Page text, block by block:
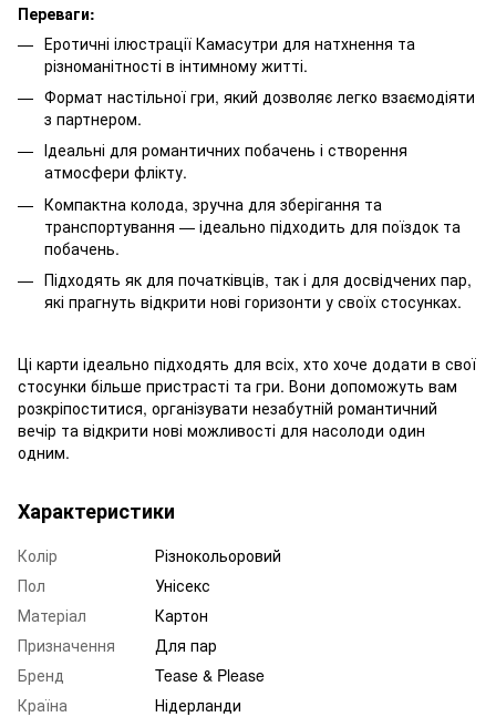
Переваги:
Еротичні ілюстрації Камасутри для натхнення та
різноманітності в інтимному житті.
Формат настільної гри, який дозволяє легко взаємодіяти
з партнером.
Ідеальні для романтичних побачень і створення
атмосфери флікту.
Компактна колода, зручна для зберігання та
транспортування — ідеально підходить для поїздок та
побачень.
Підходять як для початківців, так і для досвідчених пар,
які прагнуть відкрити нові горизонти у своїх стосунках.
Ці карти ідеально підходять для всіх, хто хоче додати в свої
стосунки більше пристрасті та гри. Вони допоможуть вам
розкріпоститися, організувати незабутній романтичний
вечір та відкрити нові можливості для насолоди один
одним.
Характеристики
Колір
Різнокольоровий
Пол
Унісекс
Матеріал
Картон
Призначення
Для пар
Бренд
Tease & Please
Країна
Нідерланди